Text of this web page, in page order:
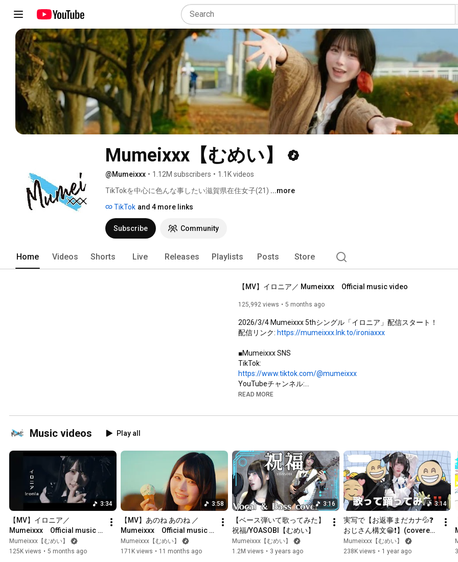
Mumeixxx【むめい】
@Mumeixxx • 1.12M subscribers • 1.1K videos
TikTokを中心に色んな事したい滋賀県在住女子(21) ...more
TikTok and 4 more links
Subscribe Community
Home Videos Shorts Live Releases Playlists Posts Store
【MV】イロニア／ Mumeixxx　Official music video
125,992 views 5 months ago
2026/3/4 Mumeixxx 5thシングル「イロニア」配信スタート！
配信リンク: https://mumeixxx.lnk.to/ironiaxxx
■Mumeixxx SNS
https://www.tiktok.com/@mumeixxx
https://youtube.com/@Mumeixxx
https://x.com/_mumei_r
＜Music staff＞
Vocal: Mumeixxx
Lyrics: Mumeixxx/柿沼雅美
Music: Tsuyoshi Okamoto
Produce＆Arrangement: Tsuyoshi Okamoto
Recording/Mixing/Mastering Engineer: 滝澤武士
＜Music video staff＞
Starring: Mumeixxx
Director of Photography：SUSUMU TAKATA
Lighting Director：TATSUYA  ISHIGAKI
AI Creator：REO SONODA (D.Walker)
READ MORE
Music videos Play all
3:34
【MV】イロニア／
Mumeixxx　Official music
video
Mumeixxx【むめい】
125K views • 5 months ago
3:58
【MV】あのね あのね ／
Mumeixxx　Official music
video
Mumeixxx【むめい】
171K views • 11 months ago
3:16
【ベース弾いて歌ってみた】
祝福/YOASOBI【むめい】
Mumeixxx【むめい】
1.2M views • 3 years ago
3:14
実写で【お返事まだカナ💦❓
おじさん構文😁❗️】(covered
by むめい)
Mumeixxx【むめい】
238K views • 1 year ago